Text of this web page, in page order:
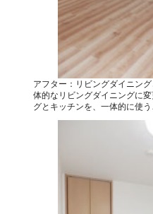
アフター：リビングダイニン
体的なリビングダイニングに
グとキッチンを、一体的に使う